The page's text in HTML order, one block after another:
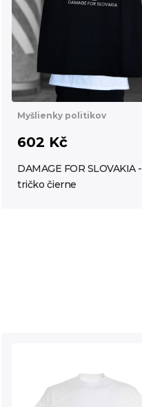
Myšlienky politikov
602 Kč
DAMAGE FOR SLOVAKIA -
tričko čierne